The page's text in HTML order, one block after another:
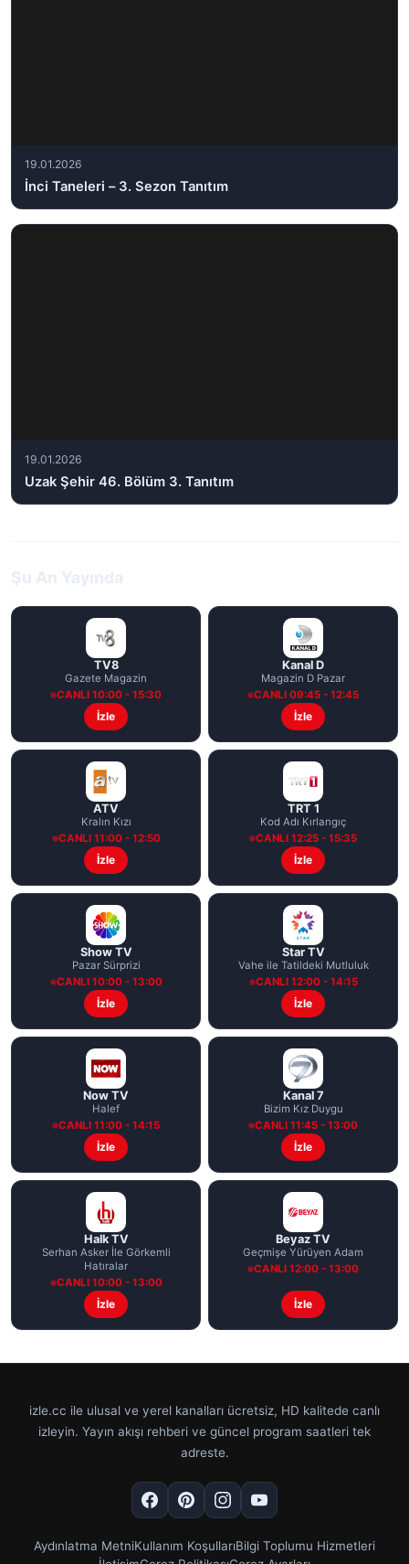
19.01.2026
İnci Taneleri – 3. Sezon Tanıtım
19.01.2026
Uzak Şehir 46. Bölüm 3. Tanıtım
TV8
Gazete Magazin
CANLI 10:00 - 15:30
İzle
Kanal D
Magazin D Pazar
CANLI 09:45 - 12:45
İzle
ATV
Kralın Kızı
CANLI 11:00 - 12:50
İzle
TRT 1
Kod Adı Kırlangıç
CANLI 12:25 - 15:35
İzle
Show TV
Pazar Sürprizi
CANLI 10:00 - 13:00
İzle
Star TV
Vahe ile Tatildeki Mutluluk
CANLI 12:00 - 14:15
İzle
Now TV
Halef
CANLI 11:00 - 14:15
İzle
Kanal 7
Bizim Kız Duygu
CANLI 11:45 - 13:00
İzle
Halk TV
Serhan Asker İle Görkemli
Hatıralar
CANLI 10:00 - 13:00
İzle
Beyaz TV
Geçmişe Yürüyen Adam
CANLI 12:00 - 13:00
İzle
izle.cc ile ulusal ve yerel kanalları ücretsiz, HD kalitede canlı
izleyin. Yayın akışı rehberi ve güncel program saatleri tek
adreste.
Aydınlatma MetniKullanım KoşullarıBilgi Toplumu Hizmetleri